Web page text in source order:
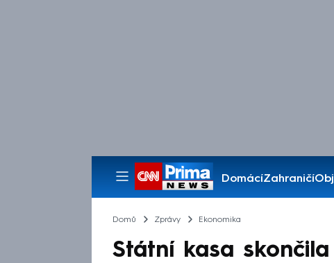
DomácíZahraničí
Pořady
Domů Zprávy Ekonomika
Státní kasa skončila